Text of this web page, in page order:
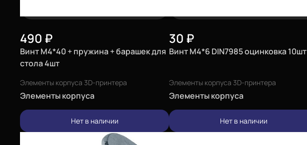
490 ₽
Винт М4*40 + пружина + барашек для
стола 4шт
Элементы корпуса 3D-принтера
Элементы корпуса
Нет в наличии
30 ₽
Винт М4*6 DIN7985 оцинковка 10шт
Элементы корпуса 3D-принтера
Элементы корпуса
Нет в наличии